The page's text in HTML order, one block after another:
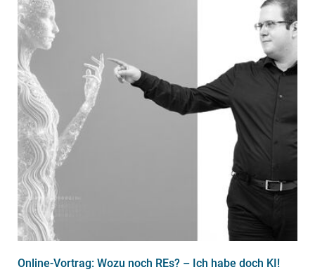
Online-Vortrag: Wozu noch REs? – Ich habe doch KI!